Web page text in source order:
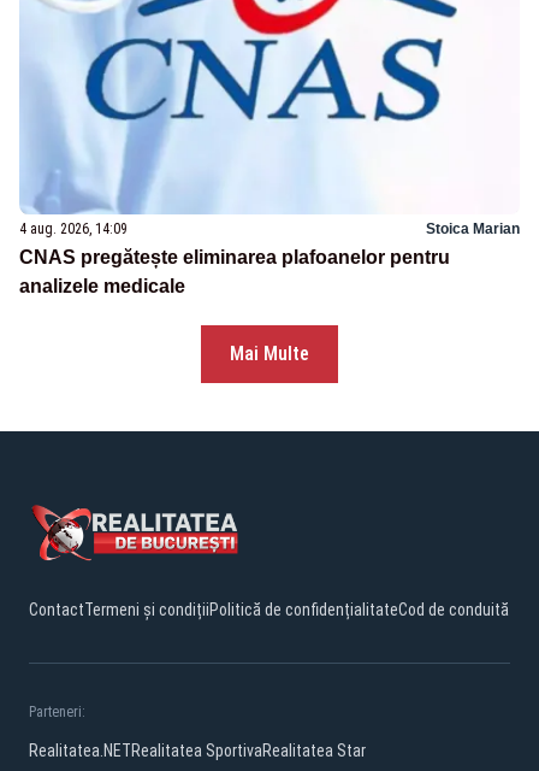
4 aug. 2026, 14:09 Stoica Marian
CNAS pregătește eliminarea plafoanelor pentru
analizele medicale
Mai Multe
ContactTermeni și condițiiPolitică de confidențialitateCod de conduită
Parteneri:
Realitatea.NETRealitatea SportivaRealitatea Star